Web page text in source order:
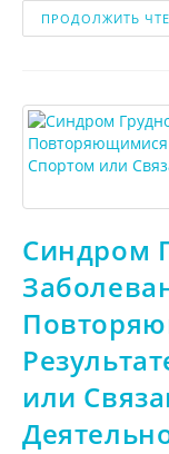
ПРОДОЛЖИТЬ
Синдром
или